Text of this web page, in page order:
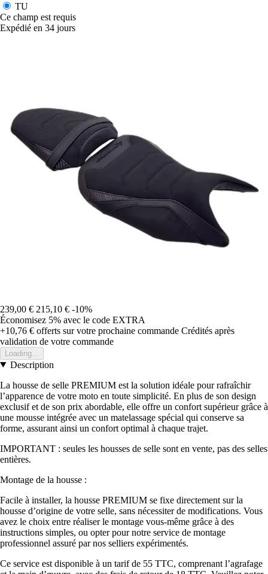
TU
Ce champ est requis
Expédié en 34 jours
239,00 € 215,10 € -10%
Économisez 5% avec le code EXTRA
+10,76 € offerts sur votre prochaine commande Crédités après
validation de votre commande
Loading...
Description
La housse de selle PREMIUM est la solution idéale pour rafraîchir
l’apparence de votre moto en toute simplicité. En plus de son design
exclusif et de son prix abordable, elle offre un confort supérieur grâce à
une mousse intégrée avec un matelassage spécial qui conserve sa
forme, assurant ainsi un confort optimal à chaque trajet.
IMPORTANT : seules les housses de selle sont en vente, pas des selles
entières.
Montage de la housse :
Facile à installer, la housse PREMIUM se fixe directement sur la
housse d’origine de votre selle, sans nécessiter de modifications. Vous
avez le choix entre réaliser le montage vous-même grâce à des
instructions simples, ou opter pour notre service de montage
professionnel assuré par nos selliers expérimentés.
Ce service est disponible à un tarif de 55 TTC, comprenant l’agrafage